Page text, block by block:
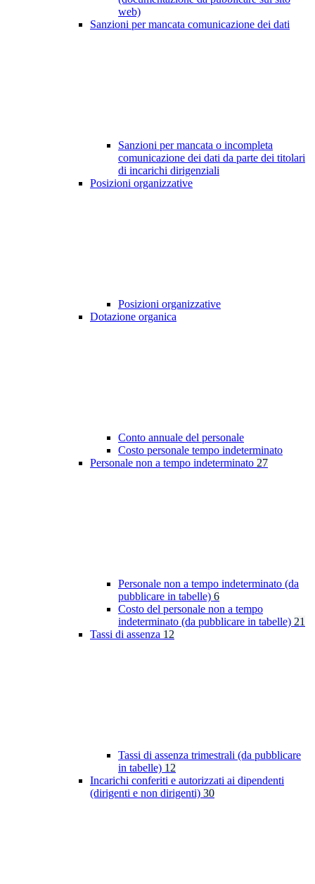
web)
Sanzioni per mancata comunicazione dei dati
Sanzioni per mancata o incompleta
comunicazione dei dati da parte dei titolari
di incarichi dirigenziali
Posizioni organizzative
Posizioni organizzative
Dotazione organica
Conto annuale del personale
Costo personale tempo indeterminato
Personale non a tempo indeterminato 27
Personale non a tempo indeterminato (da
pubblicare in tabelle) 6
Costo del personale non a tempo
indeterminato (da pubblicare in tabelle) 21
Tassi di assenza 12
Tassi di assenza trimestrali (da pubblicare
in tabelle) 12
Incarichi conferiti e autorizzati ai dipendenti
(dirigenti e non dirigenti) 30